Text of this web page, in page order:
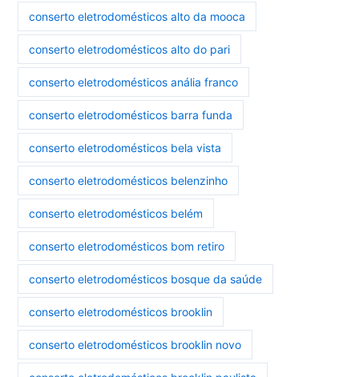
conserto eletrodomésticos alto da mooca
conserto eletrodomésticos alto do pari
conserto eletrodomésticos anália franco
conserto eletrodomésticos barra funda
conserto eletrodomésticos bela vista
conserto eletrodomésticos belenzinho
conserto eletrodomésticos belém
conserto eletrodomésticos bom retiro
conserto eletrodomésticos bosque da saúde
conserto eletrodomésticos brooklin
conserto eletrodomésticos brooklin novo